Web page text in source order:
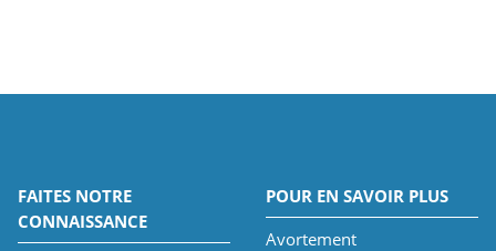
FAITES NOTRE
CONNAISSANCE
POUR EN SAVOIR PLUS
Avortement